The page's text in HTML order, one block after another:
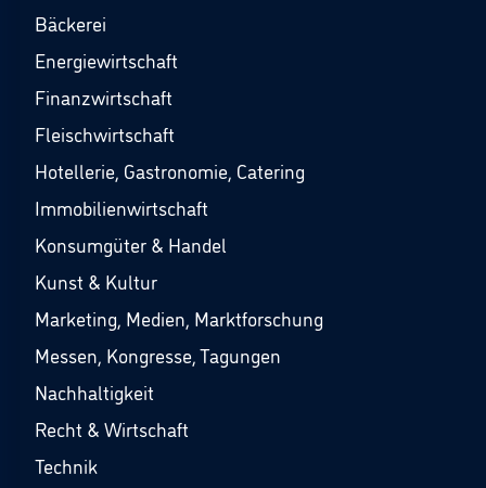
Bäckerei
Energiewirtschaft
Finanzwirtschaft
Fleischwirtschaft
Hotellerie, Gastronomie, Catering
Immobilienwirtschaft
Konsumgüter & Handel
Kunst & Kultur
Marketing, Medien, Marktforschung
Messen, Kongresse, Tagungen
Nachhaltigkeit
Recht & Wirtschaft
Technik